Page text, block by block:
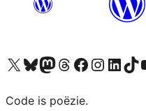
Bezoek ons X (voorheen Twitter) account
Bezoek ons Bluesky account
Bezoek ons Mastodon account
Bezoek ons Threads account
Onze Facebook pagina
Bezoek ons Instagram
Bezoek ons
Bezoek
Code is poëzie.